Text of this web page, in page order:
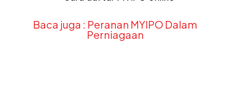
Baca juga : Peranan MYIPO Dalam
Perniagaan